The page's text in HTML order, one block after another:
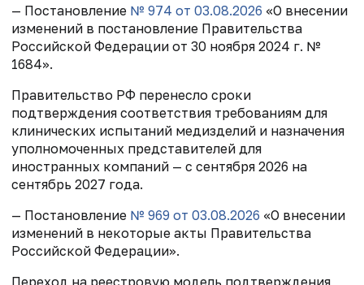
— Постановление № 974 от 03.08.2026 «О внесении
изменений в постановление Правительства
Российской Федерации от 30 ноября 2024 г. №
1684».
Правительство РФ перенесло сроки
подтверждения соответствия требованиям для
клинических испытаний медизделий и назначения
уполномоченных представителей для
иностранных компаний — с сентября 2026 на
сентябрь 2027 года.
— Постановление № 969 от 03.08.2026 «О внесении
изменений в некоторые акты Правительства
Российской Федерации».